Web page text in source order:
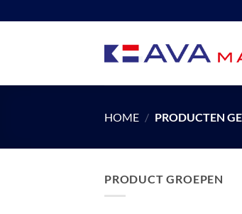
naar
HOME / PRODUCTEN
PRODUCT GROEPEN